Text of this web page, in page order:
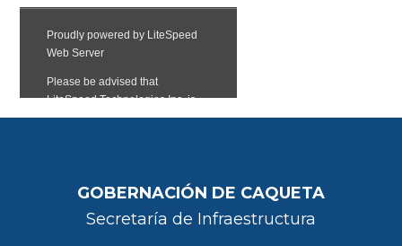
GOBERNACIÓN DE CAQUETA
Secretaría de Infraestructura